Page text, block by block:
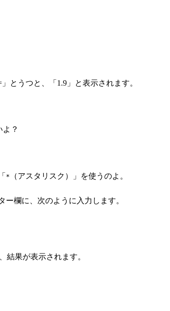
とうつと、「1.9」と表示されます。
よ？
* （アスタリスク）」を使うのよ。
欄に、次のように入力します。
結果が表示されます。